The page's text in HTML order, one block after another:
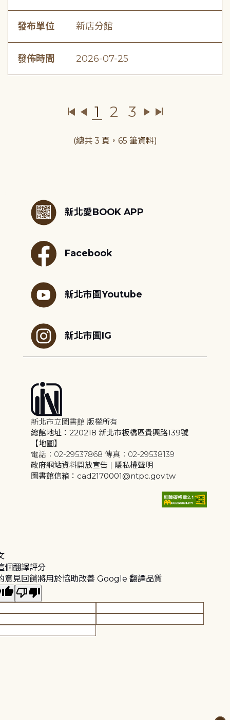
發布單位 新店分館
發佈時間 2026-07-25
1 2 3
(總共 3 頁，65 筆資料)
新北愛BOOK APP
Facebook
新北市圖Youtube
新北市圖IG
新北市立圖書館 版權所有
總館地址：220218 新北市板橋區貴興路139號
【地圖】
電話：02-29537868 傳真：02-29538139
政府網站資料開放宣告 | 隱私權聲明
圖書館信箱：cad2170001@ntpc.gov.tw
個翻譯評分
意見回饋將用於協助改善 Google 翻譯品質